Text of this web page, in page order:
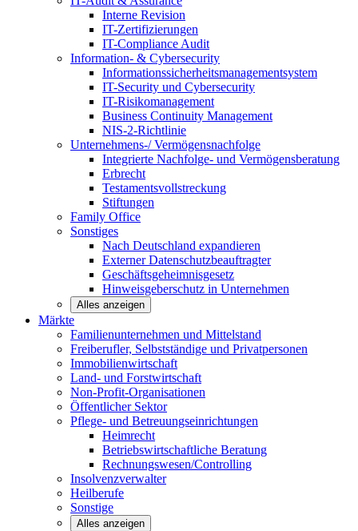
Interne Revision
IT-Zertifizierungen
IT-Compliance Audit
Information- & Cybersecurity
Informationssicherheitsmanagementsystem
IT-Security und Cybersecurity
IT-Risikomanagement
Business Continuity Management
NIS-2-Richtlinie
Unternehmens-/Vermögensnachfolge
Integrierte Nachfolge- und Vermögensberatung
Erbrecht
Testamentsvollstreckung
Stiftungen
Family Office
Sonstiges
Nach Deutschland expandieren
Externer Datenschutzbeauftragter
Geschäftsgeheimnisgesetz
Hinweisgeberschutz in Unternehmen
Alles anzeigen
Märkte
Familienunternehmen und Mittelstand
Freiberufler, Selbstständige und Privatpersonen
Immobilienwirtschaft
Land- und Forstwirtschaft
Non-Profit-Organisationen
Öffentlicher Sektor
Pflege- und Betreuungseinrichtungen
Heimrecht
Betriebswirtschaftliche Beratung
Rechnungswesen/Controlling
Insolvenzverwalter
Heilberufe
Sonstige
Alles anzeigen